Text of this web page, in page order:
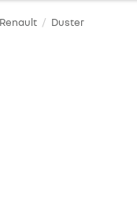
Renault
Duster